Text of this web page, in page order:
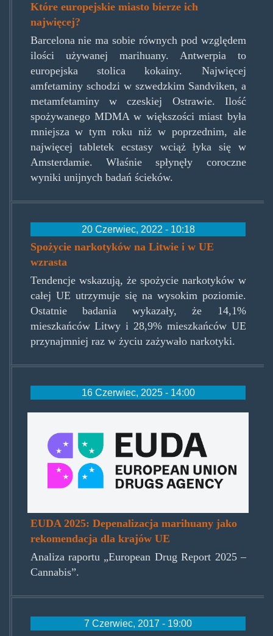
Które europejskie miasto bierze ich
najwięcej?
Barcelona nie ma sobie równych pod względem
ilości używanej marihuany. Antwerpia to
europejska stolica kokainy. Najwięcej
amfetaminy schodzi w szwedzkim Sandviken, a
metamfetaminy w czeskiej Ostrawie. Ilość
spożywanego MDMA w większości miast była
mniejsza w tym roku niż w poprzednim, ale
najwięcej tabletek ecstasy wciąż łyka się w
Amsterdamie. Właśnie spłynęły coroczne
wyniki unijnych badań ścieków.
20 Czerwiec, 2022 - 10:18
Spożycie narkotyków na Litwie i w UE
wzrasta
Tendencje wskazują, że spożycie narkotyków w
całej UE utrzymuje się na wysokim poziomie.
Ostatnie badania wykazały, że 14,1%
mieszkańców Litwy i 28,9% mieszkańców UE
przynajmniej raz w życiu zażywało narkotyki.
16 Czerwiec, 2025 - 14:00
euda_2025.png
EUDA 2025: Depenalizacja marihuany jako
rekomendacja dla krajów UE
Analiza raportu „European Drug Report 2025 –
Cannabis”.
7 Czerwiec, 2017 - 19:00